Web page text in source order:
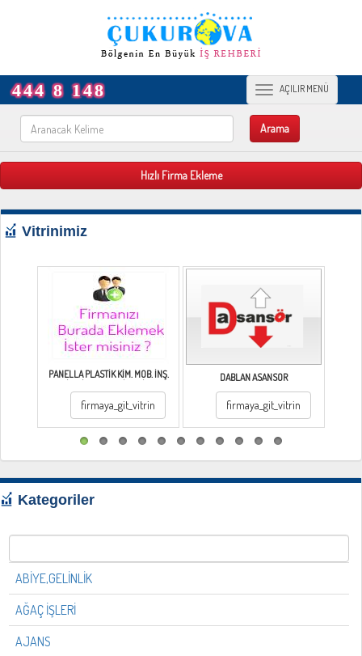
Hızlı Firma Ekleme
444 8 148
Toggle
navigation
AÇILIR MENÜ
Vitrinimiz
PANELLA PLASTİK KİM. MOB. İNŞ.
firmaya_git_vitrin
DABLAN ASANSÖR
firmaya_git_vitrin
Kategoriler
ABİYE,GELİNLİK
AĞAÇ İŞLERİ
AJANS